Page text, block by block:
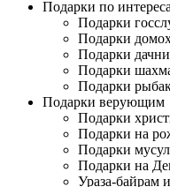
Подарки по
Подарки
Подарки
Подарки
Подарки
Подарки
Подарки верующим
Подарки
Подарки на
Подарки
Подарки на
Ураза-байрам